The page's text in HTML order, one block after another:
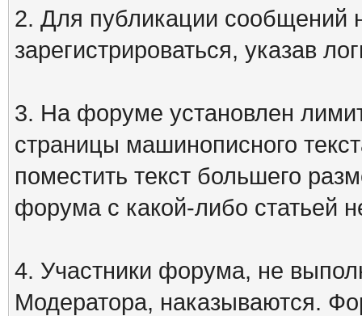
2. Для публикации сообщений
зарегистрироваться, указав
3. На форуме установлен
страницы машинописного
поместить текст большего
форума с какой-либо статьей
4. Участники форума, не
Модератора, наказываются.